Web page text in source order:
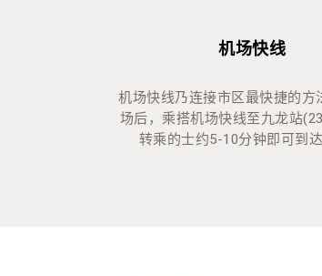
机场快线
机场快线乃连接市区最快捷的方
场后，乘搭机场快线至九龙站
转乘的士约5-10分钟即可到达